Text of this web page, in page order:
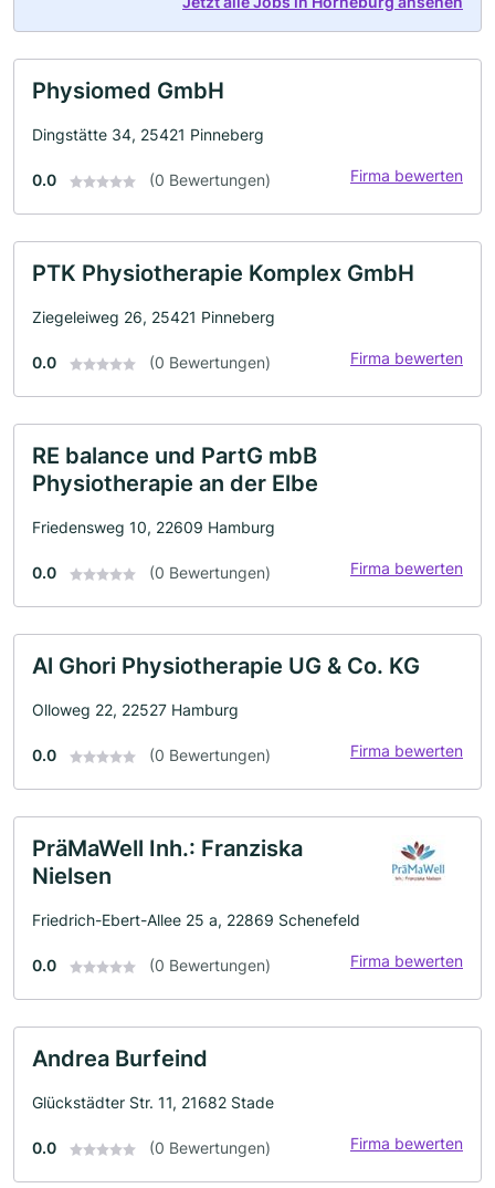
Physiomed GmbH
Dingstätte 34, 25421 Pinneberg
0.0 (0 Bewertungen) Firma bewerten
PTK Physiotherapie Komplex GmbH
Ziegeleiweg 26, 25421 Pinneberg
0.0 (0 Bewertungen) Firma bewerten
RE balance und PartG mbB
Physiotherapie an der Elbe
Friedensweg 10, 22609 Hamburg
0.0 (0 Bewertungen) Firma bewerten
Al Ghori Physiotherapie UG & Co. KG
Olloweg 22, 22527 Hamburg
0.0 (0 Bewertungen) Firma bewerten
PräMaWell Inh.: Franziska
Nielsen
Friedrich-Ebert-Allee 25 a, 22869 Schenefeld
0.0 (0 Bewertungen) Firma bewerten
Andrea Burfeind
Glückstädter Str. 11, 21682 Stade
0.0 (0 Bewertungen) Firma bewerten